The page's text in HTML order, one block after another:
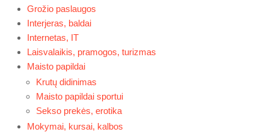
Grožio paslaugos
Interjeras, baldai
Internetas, IT
Laisvalaikis, pramogos, turizmas
Maisto papildai
Krutų didinimas
Maisto papildai sportui
Sekso prekės, erotika
Mokymai, kursai, kalbos